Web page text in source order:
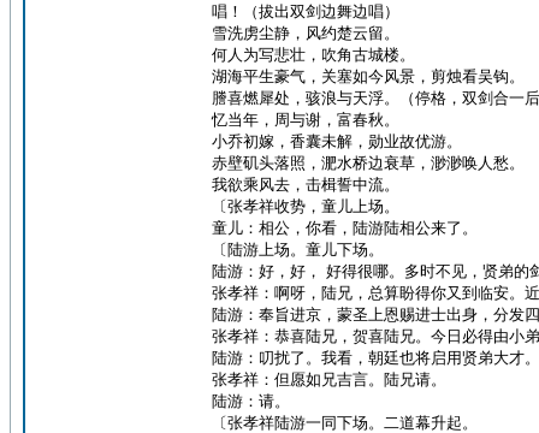
唱！（拔出双剑边舞边唱）
雪洗虏尘静，风约楚云留。
何人为写悲壮，吹角古城楼。
湖海平生豪气，关塞如今风景，剪烛看吴钩。
謄喜燃犀处，骇浪与天浮。（停格，双剑合一
忆当年，周与谢，富春秋。
小乔初嫁，香囊未解，勋业故优游。
赤壁矶头落照，淝水桥边衰草，渺渺唤人愁。
我欲乘风去，击楫誓中流。
〔张孝祥收势，童儿上场。
童儿：相公，你看，陆游陆相公来了。
〔陆游上场。童儿下场。
陆游：好，好， 好得很哪。多时不见，贤弟的
张孝祥：啊呀，陆兄，总算盼得你又到临安。
陆游：奉旨进京，蒙圣上恩赐进士出身，分发
张孝祥：恭喜陆兄，贺喜陆兄。今日必得由小
陆游：叨扰了。我看，朝廷也将启用贤弟大才
张孝祥：但愿如兄吉言。陆兄请。
陆游：请。
〔张孝祥陆游一同下场。二道幕升起。